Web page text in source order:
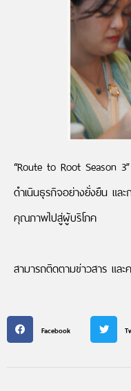
“Route to Root Season
ดำเนินธุรกิจอย่างยั่งยืน แล
คุณภาพไปสู่ผู้บริโภค
สามารถติดตามข่าวสาร และ
Facebook